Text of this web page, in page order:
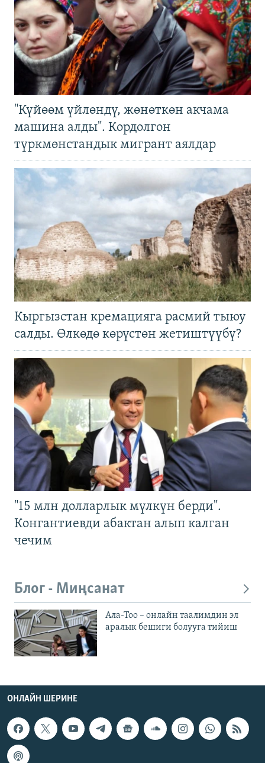
"Күйөөм үйлөндү, жөнөткөн акчама
машина алды". Кордолгон
түркмөнстандык мигрант аялдар
Кыргызстан кремацияга расмий тыюу
салды. Өлкөдө көрүстөн жетиштүүбү?
"15 млн долларлык мүлкүн берди".
Конгантиевди абактан алып калган
чечим
Блог - Миңсанат
Ала-Тоо – онлайн таалимдин эл
аралык бешиги болууга тийиш
ОНЛАЙН ШЕРИНЕ